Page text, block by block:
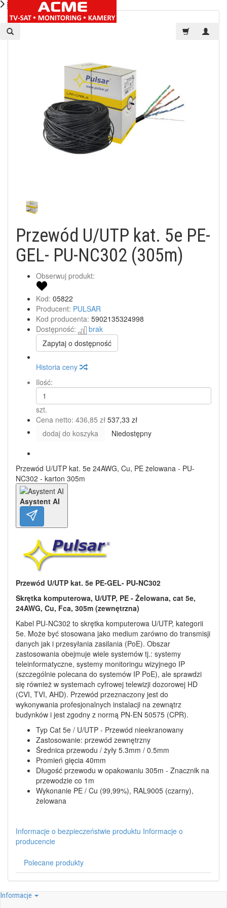
Przewód U/UTP kat. 5e PE-
GEL- PU-NC302 (305m)
Obserwuj produkt:
Kod: 05822
Producent: PULSAR
Kod producenta: 5902135324998
Dostępność:
brak
Zapytaj o dostępność
Historia ceny
Ilość:
szt.
Cena netto: 436,85 zł 537,33 zł
dodaj do koszyka
Niedostępny
Przewód U/UTP kat. 5e 24AWG, Cu, PE żelowana - PU-
NC302 - karton 305m
Asystent AI
Przewód U/UTP kat. 5e PE-GEL- PU-NC302
Skrętka komputerowa, U/UTP, PE - Żelowana, cat 5e,
24AWG, Cu, Fca, 305m (zewnętrzna)
Kabel PU-NC302 to skrętka komputerowa U/UTP, kategorii
5e. Może być stosowana jako medium zarówno do transmisji
danych jak i przesyłania zasilania (PoE). Obszar
zastosowania obejmuje wiele systemów tj.: systemy
teleinformatyczne, systemy monitoringu wizyjnego IP
(szczególnie polecana do systemów IP PoE), ale sprawdzi
się również w systemach cyfrowej telewizji dozorowej HD
(CVI, TVI, AHD). Przewód przeznaczony jest do
wykonywania profesjonalnych instalacji na zewnątrz
budynków i jest zgodny z normą PN-EN 50575 (CPR).
Typ Cat 5e / U/UTP - Przewód nieekranowany
Zastosowanie: przewód zewnętrzny
Średnica przewodu / żyły 5.3mm / 0.5mm
Promień gięcia 40mm
Długość przewodu w opakowaniu 305m - Znacznik na
przewodzie co 1m
Wykonanie PE / Cu (99,99%), RAL9005 (czarny),
żelowana
Informacje o bezpieczeństwie produktu Informacje o
producencie
Polecane produkty
Informacje